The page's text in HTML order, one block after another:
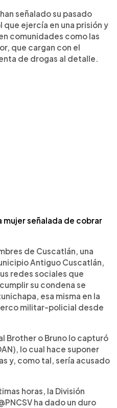
señalado su pasado
ejercía en una prisión y
comunidades como las
que cargan con el
de drogas al detalle.
mujer señalada de cobrar
de Cuscatlán, una
Antiguo Cuscatlán,
redes sociales que
su condena se
esa misma en la
militar-policial desde
Brother o Bruno lo capturó
lo cual hace suponer
y, como tal, sería acusado
horas, la División
ha dado un duro